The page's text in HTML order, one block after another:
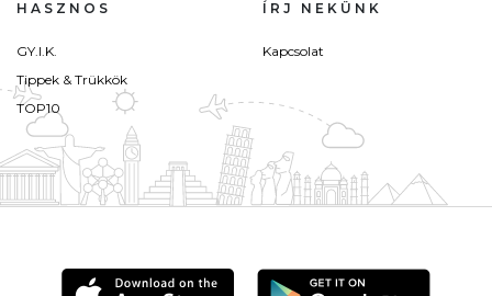
HASZNOS
GY.I.K.
Tippek & Trükkök
TOP10
ÍRJ NEKÜNK
Kapcsolat